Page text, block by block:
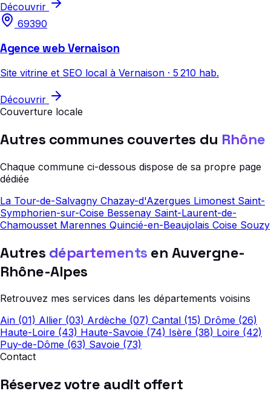
Découvrir
69390
Agence web Vernaison
Site vitrine et SEO local à Vernaison · 5 210 hab.
Découvrir
Couverture locale
Autres communes couvertes du Rhône
Chaque commune ci-dessous dispose de sa propre page
dédiée
La Tour-de-Salvagny Chazay-d'Azergues Limonest Saint-
Symphorien-sur-Coise Bessenay Saint-Laurent-de-
Chamousset Marennes Quincié-en-Beaujolais Coise Souzy
Autres départements en Auvergne-
Rhône-Alpes
Retrouvez mes services dans les départements voisins
Ain (01) Allier (03) Ardèche (07) Cantal (15) Drôme (26)
Haute-Loire (43) Haute-Savoie (74) Isère (38) Loire (42)
Puy-de-Dôme (63) Savoie (73)
Contact
Réservez votre audit offert